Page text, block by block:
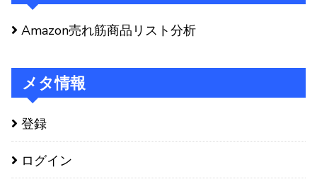
Amazon売れ筋商品リスト分析
メタ情報
登録
ログイン